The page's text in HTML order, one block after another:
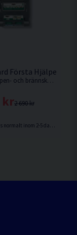
Första Hjälpen- &
Första hjälpen- och brännskadestation med utrustning för både sårvård och kylning av brännskador i arbetsmiljöer där värme och heta ytor förekommer.
2 690 kr
kr
normalt inom 2-5 dagar